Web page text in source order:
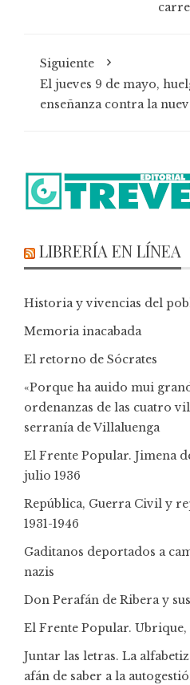
Siguiente
El jueves 9 de mayo,
enseñanza contra la
LIBRERÍA EN LÍNEA
Historia y vivencias del
Memoria inacabada
El retorno de Sócrates
«Porque ha auido mui
ordenanzas de las cuatro
serranía de Villaluenga
El Frente Popular. Jimena
julio 1936
República, Guerra Civil y
1931-1946
Gaditanos deportados a
nazis
Don Perafán de Ribera y
El Frente Popular.
Juntar las letras. La
afán de saber a la